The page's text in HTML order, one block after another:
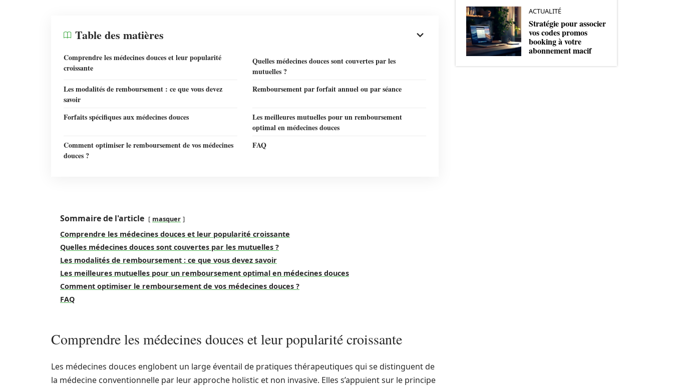
Table des matières
Comprendre les médecines douces et leur popularité
croissante
Quelles médecines douces sont couvertes par les
mutuelles ?
Les modalités de remboursement : ce que vous devez
savoir
Remboursement par forfait annuel ou par séance
Forfaits spécifiques aux médecines douces
Les meilleures mutuelles pour un remboursement
optimal en médecines douces
Comment optimiser le remboursement de vos médecines
douces ?
FAQ
Sommaire de l'article masquer
Comprendre les médecines douces et leur popularité croissante
Quelles médecines douces sont couvertes par les mutuelles ?
Les modalités de remboursement : ce que vous devez savoir
Les meilleures mutuelles pour un remboursement optimal en médecines douces
Comment optimiser le remboursement de vos médecines douces ?
FAQ
Comprendre les médecines douces et leur popularité croissante
Les médecines douces englobent un large éventail de pratiques thérapeutiques qui se distinguent de
la médecine conventionnelle par leur approche holistic et non invasive. Elles s’appuient sur le principe
ACTUALITÉ
Stratégie pour associer
vos codes promos
booking à votre
abonnement macif